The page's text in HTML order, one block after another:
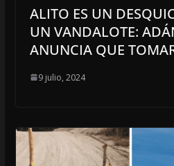
ALITO ES UN
UN VANDALOTE:
ANUNCIA QUE
9 julio, 2024